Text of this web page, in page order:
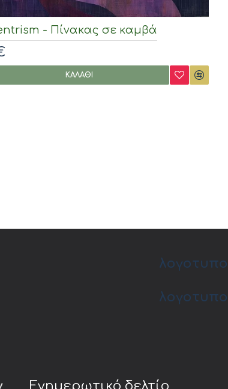
- Πίνακας σε καμβά
ΚΑΛΆΘΙ
λογοτυπο
λογοτυπο
Ενημερωτικό δελτίο